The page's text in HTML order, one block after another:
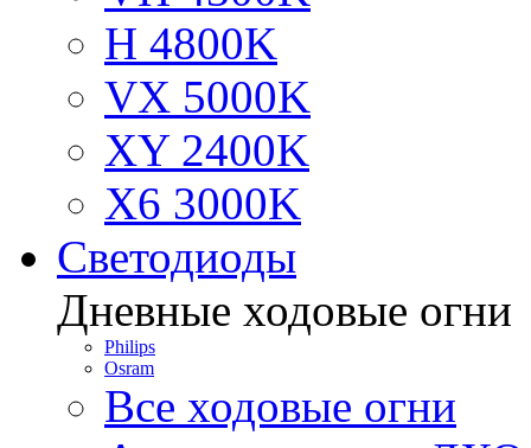
H 4800K
VX 5000K
XY 2400K
X6 3000K
Светодиоды
Дневные ходовые огни
Philips
Osram
Все ходовые огни